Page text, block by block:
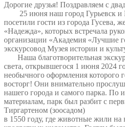
Дорогие друзья! Поздравляем с
25 июня наш город Гурьевск и
посетили гости из города Гусева,
«Надежда», которых встречала
организации «Академия «Лучшие
экскурсовод Музея истории и
Наша благотворительная
света, открывшегося 1 июня 2024
необычного оформления которого
восторг! Они внимательно
нашего города и самого парка.
материалам, парк был разбит с
Тиргартеном (зоосадом)
в 1550 году, где животные жили на